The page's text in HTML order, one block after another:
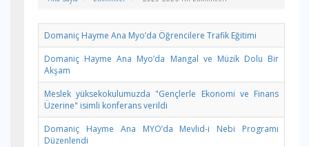
Domaniç Hayme Ana Myo’da Öğrencilere Trafik Eğitimi
Domaniç Hayme Ana Myo’da Mangal ve Müzik Dolu Bir
Akşam
Meslek yüksekokulumuzda "Gençlerle Ekonomi ve Finans
Üzerine" isimli konferans verildi
Domaniç Hayme Ana MYO’da Mevlid-i Nebi Programı
Düzenlendi